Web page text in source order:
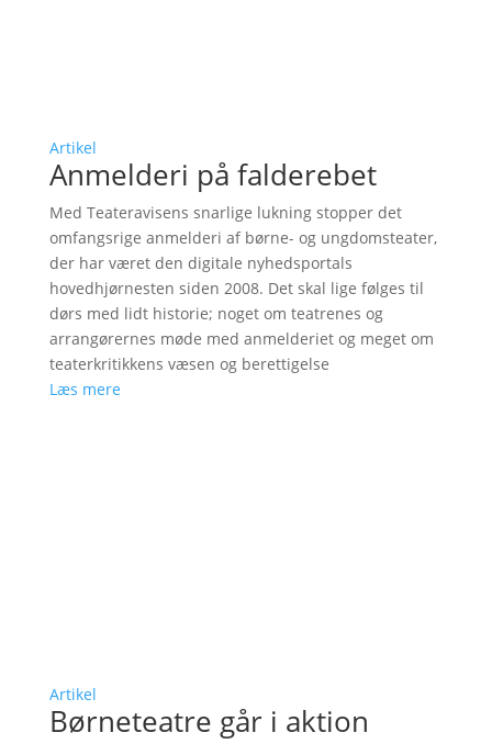
Artikel
Anmelderi på falderebet
Med Teateravisens snarlige lukning stopper det
omfangsrige anmelderi af børne- og ungdomsteater,
der har været den digitale nyhedsportals
hovedhjørnesten siden 2008. Det skal lige følges til
dørs med lidt historie; noget om teatrenes og
arrangørernes møde med anmelderiet og meget om
teaterkritikkens væsen og berettigelse
Læs mere
Artikel
Børneteatre går i aktion